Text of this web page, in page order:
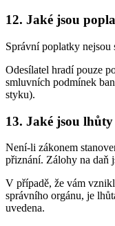
12. Jaké jsou
Správní poplatky nejsou
Odesílatel hradí pouze
smluvních podmínek
styku).
13. Jaké jsou
Není-li zákonem
přiznání. Zálohy na daň
V případě, že vám
správního orgánu, je
uvedena.